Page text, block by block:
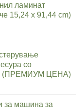
ден.
ламинат
15,24 x 91,44 cm)
ден.
со
(ПРЕМИУМ ЦЕНА)
за машина за